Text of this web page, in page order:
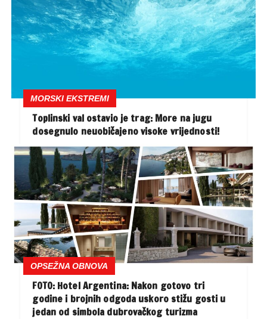
MORSKI EKSTREMI
Toplinski val ostavio je trag: More na jugu
dosegnulo neuobičajeno visoke vrijednosti!
OPSEŽNA OBNOVA
FOTO: Hotel Argentina: Nakon gotovo tri
godine i brojnih odgoda uskoro stižu gosti u
jedan od simbola dubrovačkog turizma